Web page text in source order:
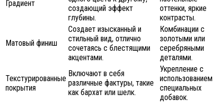
Градиент
создающий эффект
глубины.
оттенки, яркие
контрасты.
Матовый финиш
Создает изысканный и
стильный вид, отлично
сочетаясь с блестящими
акцентами.
Комбинации с
золотыми или
серебряными
деталями.
Текстурированные
покрытия
Включают в себя
различные фактуры, такие
как бархат или шелк.
Укрепление с
использованием
специальных
добавок.